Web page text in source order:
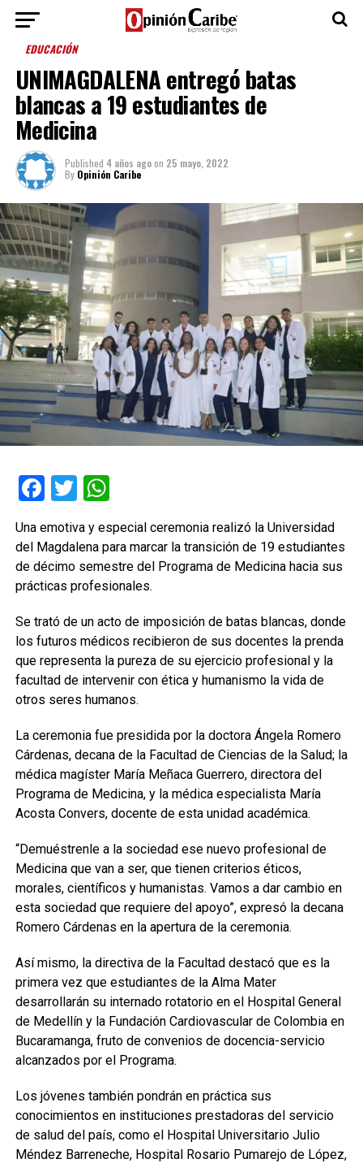
EDUCACIÓN
UNIMAGDALENA entregó batas
blancas a 19 estudiantes de
Medicina
Published 4 años agoon 25 mayo, 2022
By Opinión Caribe
Facebook
TwitterWhatsApp
Una emotiva y especial ceremonia realizó la Universidad
del Magdalena para marcar la transición de 19 estudiantes
de décimo semestre del Programa de Medicina hacia sus
prácticas profesionales.
Se trató de un acto de imposición de batas blancas, donde
los futuros médicos recibieron de sus docentes la prenda
que representa la pureza de su ejercicio profesional y la
facultad de intervenir con ética y humanismo la vida de
otros seres humanos.
La ceremonia fue presidida por la doctora Ángela Romero
Cárdenas, decana de la Facultad de Ciencias de la Salud; la
médica magíster María Meñaca Guerrero, directora del
Programa de Medicina, y la médica especialista María
Acosta Convers, docente de esta unidad académica.
“Demuéstrenle a la sociedad ese nuevo profesional de
Medicina que van a ser, que tienen criterios éticos,
morales, científicos y humanistas. Vamos a dar cambio en
esta sociedad que requiere del apoyo”, expresó la decana
Romero Cárdenas en la apertura de la ceremonia.
Así mismo, la directiva de la Facultad destacó que es la
primera vez que estudiantes de la Alma Mater
desarrollarán su internado rotatorio en el Hospital General
de Medellín y la Fundación Cardiovascular de Colombia en
Bucaramanga, fruto de convenios de docencia-servicio
alcanzados por el Programa.
Los jóvenes también pondrán en práctica sus
conocimientos en instituciones prestadoras del servicio
de salud del país, como el Hospital Universitario Julio
Méndez Barreneche, Hospital Rosario Pumarejo de López,